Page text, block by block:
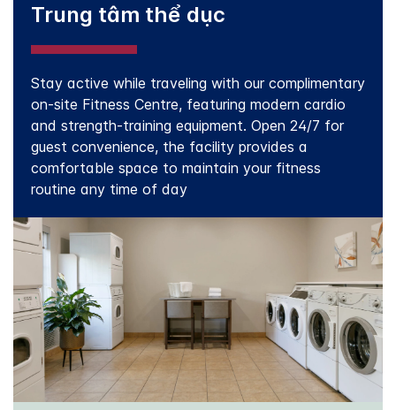
Trung tâm thể dục
Stay active while traveling with our complimentary
on-site Fitness Centre, featuring modern cardio
and strength-training equipment. Open 24/7 for
guest convenience, the facility provides a
comfortable space to maintain your fitness
routine any time of day